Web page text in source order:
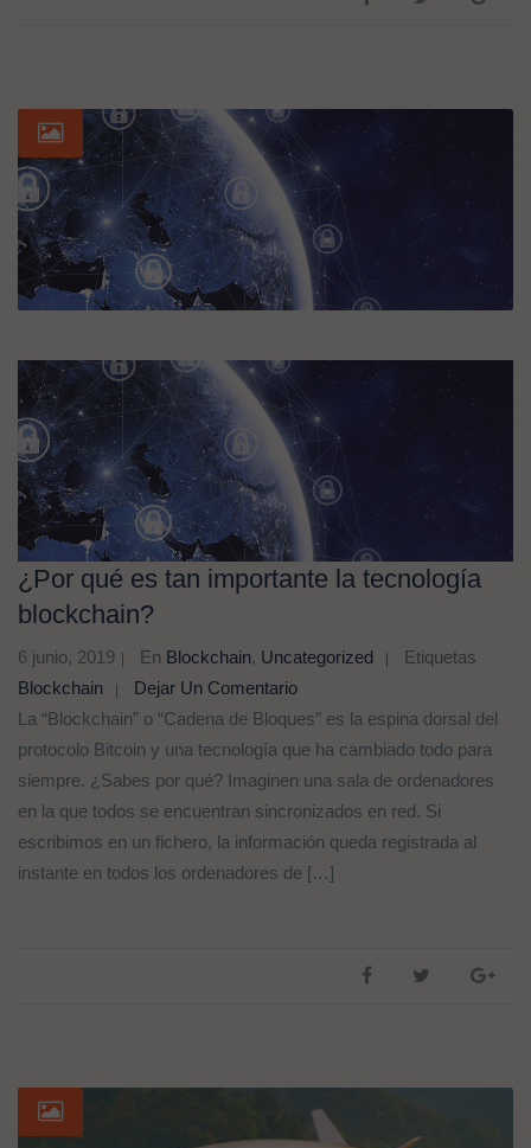
¿Por qué es tan importante la tecnología
blockchain?
6 junio, 2019 En Blockchain, Uncategorized
Etiquetas
Blockchain
Dejar Un Comentario
La “Blockchain” o “Cadena de Bloques” es la espina dorsal del
protocolo Bitcoin y una tecnología que ha cambiado todo para
siempre. ¿Sabes por qué? Imaginen una sala de ordenadores
en la que todos se encuentran sincronizados en red. Si
escribimos en un fichero, la información queda registrada al
instante en todos los ordenadores de […]